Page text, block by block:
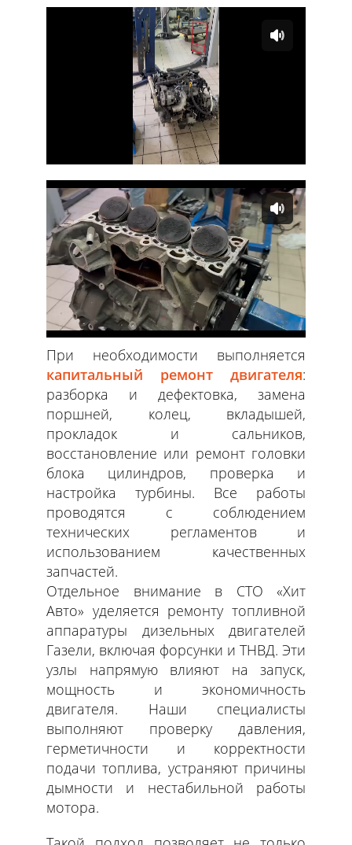
При необходимости выполняется
капитальный ремонт двигателя:
разборка и дефектовка, замена
поршней, колец, вкладышей,
прокладок и сальников,
восстановление или ремонт головки
блока цилиндров, проверка и
настройка турбины. Все работы
проводятся с соблюдением
технических регламентов и
использованием качественных
запчастей.
Отдельное внимание в СТО «Хит
Авто» уделяется ремонту топливной
аппаратуры дизельных двигателей
Газели, включая форсунки и ТНВД. Эти
узлы напрямую влияют на запуск,
мощность и экономичность
двигателя. Наши специалисты
выполняют проверку давления,
герметичности и корректности
подачи топлива, устраняют причины
дымности и нестабильной работы
мотора.